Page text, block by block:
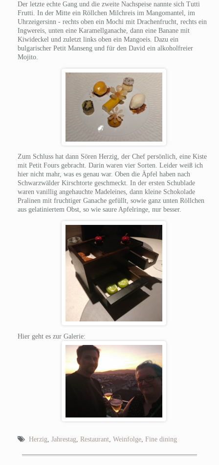
Der letzte echte Gang und die zweite Nachspeise nannte sich Tutti
Frutti. In der Mitte ein Röllchen Milchreis im Mangomantel, im
Uhrzeigersinn - rechts oben ein Mochi mit Drachenfrucht, rechts ein
Ingwereis, unten eine Karamellganache, dann eine Banane mit
Kiwideckel und zuletzt links oben ein Mangoeis. Dazu ein
bulgarischer Petit Manseng und für den David ein alkoholfreier
Mojito.
Zum Schluss hat dann Sören Herzig, der Chef persönlich, eine Kiste
mit Petit Fours gebracht. Darin waren vier Sorten. Leider weiß ich
hier nicht mahr, was es genau war. Oben die Äpfel haben nach
Schwarzwälder Kirschtorte geschmeckt. In der ersten Schublade
waren vanillig angehauchte Madeleines, dann kleine Schokolade
Pralinen mit fruchtiger Ganache gefüllt, sowie ganz unten Röllchen
aus gelatiniertem Obst, so wie saure Apfelringe, nur besser.
Hier geht es zur Galerie:
Herzig Jahrestag Restaurant, Weinfolge, Fine dining